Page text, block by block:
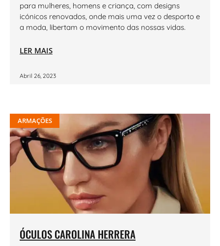
para mulheres, homens e criança, com designs
icónicos renovados, onde mais uma vez o desporto e
a moda, libertam o movimento das nossas vidas.
LER MAIS
Abril 26, 2023
ARMAÇÕES
ÓCULOS CAROLINA HERRERA